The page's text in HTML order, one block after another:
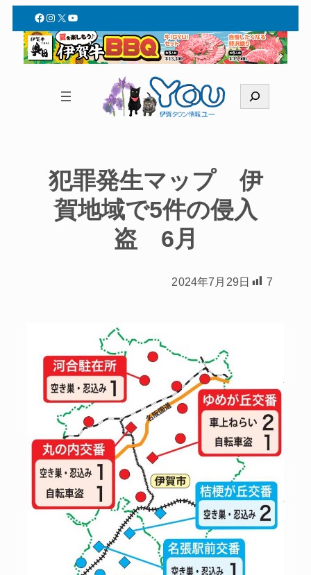
Facebook
Instagram
X YouTube
索
犯罪発生マップ 伊
賀地域で5件の侵入
盗 6月
2024年7月29日 7